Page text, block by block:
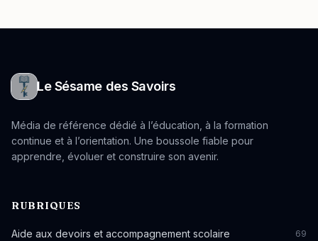
Le Sésame des Savoirs
Média de référence dédié à l’éducation, à la formation
continue et à l’orientation. Une boussole fiable pour
apprendre, évoluer et construire son avenir.
RUBRIQUES
Aide aux devoirs et accompagnement scolaire 69